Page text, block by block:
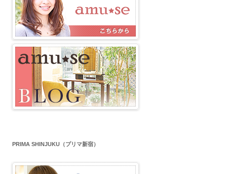
PRIMA SHINJUKU（プリマ新宿）